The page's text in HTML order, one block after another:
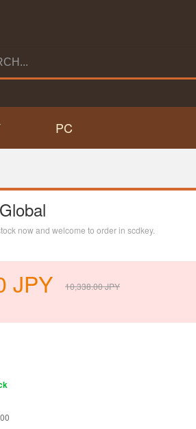
PC
now and welcome to order in scdkey.
JPY 10,338.00JPY